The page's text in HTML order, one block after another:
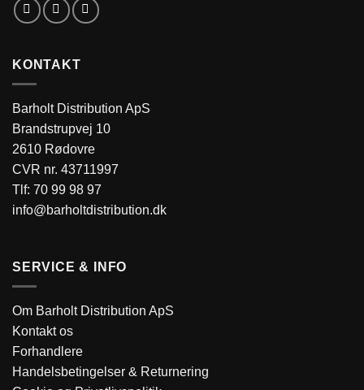
KONTAKT
Barholt Distribution ApS
Brandstrupvej 10
2610 Rødovre
CVR nr. 43711997
Tlf: 70 99 98 97
info@barholtdistribution.dk
SERVICE & INFO
Om Barholt Distribution ApS
Kontakt os
Forhandlere
Handelsbetingelser & Returnering